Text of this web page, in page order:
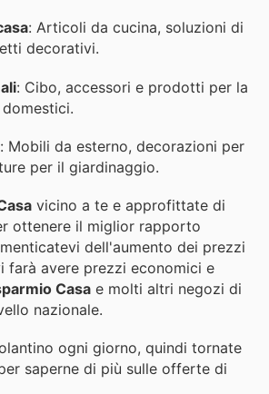
: Articoli da cucina, soluzioni di
decorativi.
: Cibo, accessori e prodotti per la
: Mobili da esterno, decorazioni per
per il giardinaggio.
vicino a te e approfittate di
ottenere il miglior rapporto
dell'aumento dei prezzi
farà avere prezzi economici e
Casa e molti altri negozi di
nazionale.
ogni giorno, quindi tornate
saperne di più sulle offerte di